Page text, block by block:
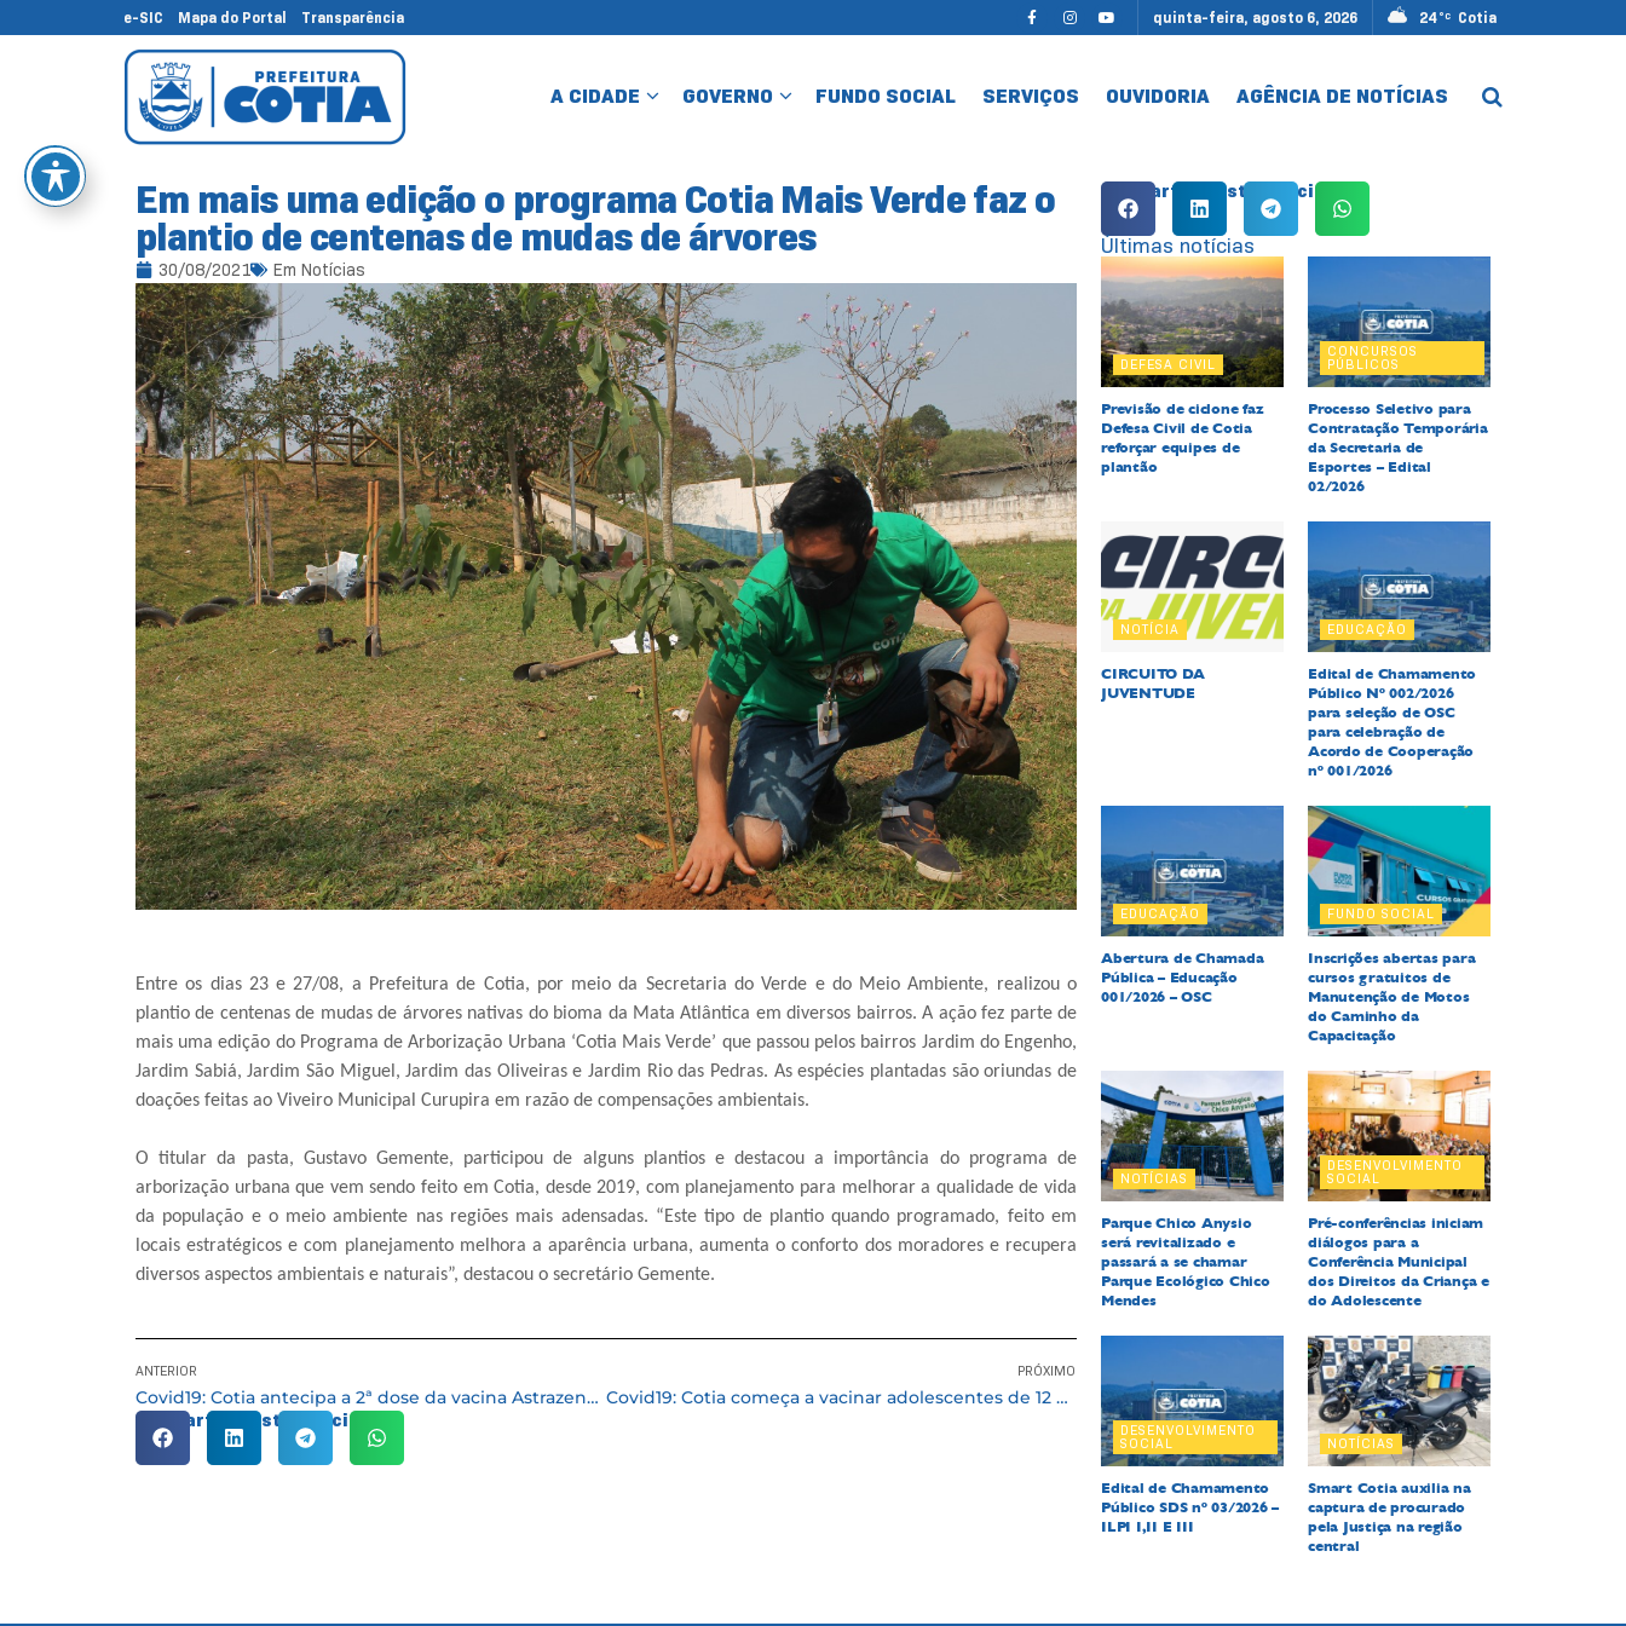
e-SIC Mapa do Portal Transparência quinta-feira, agosto 6, 2026 24 °C Cotia
A CIDADE GOVERNO FUNDO SOCIAL SERVIÇOS OUVIDORIA AGÊNCIA DE NOTÍCIAS
Em mais uma edição o programa Cotia Mais Verde faz o
plantio de centenas de mudas de árvores
30/08/2021 Em Notícias
Entre os dias 23 e 27/08, a Prefeitura de Cotia, por meio da Secretaria do Verde e do Meio Ambiente, realizou o
plantio de centenas de mudas de árvores nativas do bioma da Mata Atlântica em diversos bairros. A ação fez parte de
mais uma edição do Programa de Arborização Urbana ‘Cotia Mais Verde’ que passou pelos bairros Jardim do Engenho,
Jardim Sabiá, Jardim São Miguel, Jardim das Oliveiras e Jardim Rio das Pedras. As espécies plantadas são oriundas de
doações feitas ao Viveiro Municipal Curupira em razão de compensações ambientais.
O titular da pasta, Gustavo Gemente, participou de alguns plantios e destacou a importância do programa de
arborização urbana que vem sendo feito em Cotia, desde 2019, com planejamento para melhorar a qualidade de vida
da população e o meio ambiente nas regiões mais adensadas. “Este tipo de plantio quando programado, feito em
locais estratégicos e com planejamento melhora a aparência urbana, aumenta o conforto dos moradores e recupera
diversos aspectos ambientais e naturais”, destacou o secretário Gemente.
ANTERIOR
Covid19: Cotia antecipa a 2ª dose da vacina Astrazeneca para aprazados de 2 a 11/09
PRÓXIMO
Covid19: Cotia começa a vacinar adolescentes de 12 a 17 anos
Compartilhe esta notícia:
Compartilhe esta notícia:
Últimas notícias
DEFESA CIVIL
Previsão de ciclone faz
Defesa Civil de Cotia
reforçar equipes de
plantão
CONCURSOS
PÚBLICOS
Processo Seletivo para
Contratação Temporária
da Secretaria de
Esportes – Edital
02/2026
NOTÍCIA
CIRCUITO DA
JUVENTUDE
EDUCAÇÃO
Edital de Chamamento
Público Nº 002/2026
para seleção de OSC
para celebração de
Acordo de Cooperação
nº 001/2026
EDUCAÇÃO
Abertura de Chamada
Pública – Educação
001/2026 – OSC
FUNDO SOCIAL
Inscrições abertas para
cursos gratuitos de
Manutenção de Motos
do Caminho da
Capacitação
NOTÍCIAS
Parque Chico Anysio
será revitalizado e
passará a se chamar
Parque Ecológico Chico
Mendes
DESENVOLVIMENTO
SOCIAL
Pré-conferências iniciam
diálogos para a
Conferência Municipal
dos Direitos da Criança e
do Adolescente
DESENVOLVIMENTO
SOCIAL
Edital de Chamamento
Público SDS nº 03/2026 –
ILPI I,II E III
NOTÍCIAS
Smart Cotia auxilia na
captura de procurado
pela Justiça na região
central